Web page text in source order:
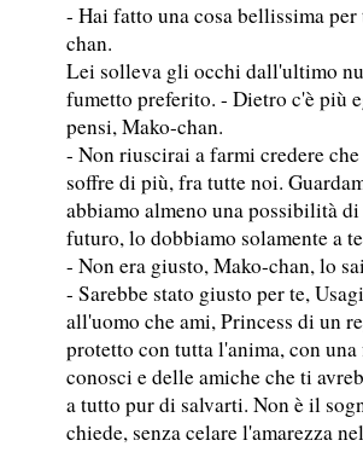
- Hai fatto una cosa bellissima
chan.
Lei solleva gli occhi dall'ultimo
fumetto preferito. - Dietro c'è più
pensi, Mako-chan.
- Non riuscirai a farmi credere
soffre di più, fra tutte noi.
abbiamo almeno una possibilità
futuro, lo dobbiamo solamente a
- Non era giusto, Mako-chan, lo
- Sarebbe stato giusto per te,
all'uomo che ami, Princess di un
protetto con tutta l'anima, con
conosci e delle amiche che ti
a tutto pur di salvarti. Non è il
chiede, senza celare l'amarezza